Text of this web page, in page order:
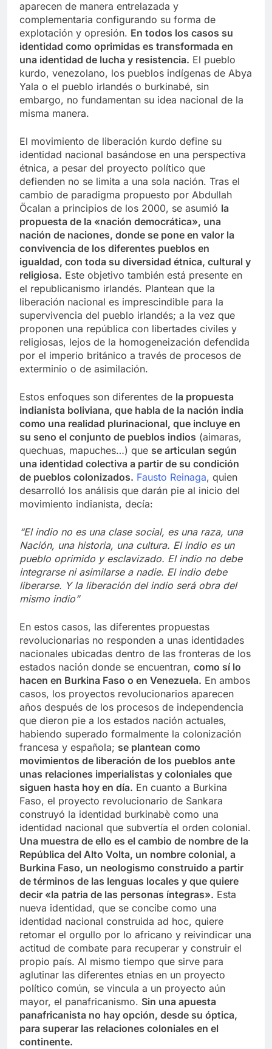
aparecen de manera entrelazada y
complementaria configurando su forma de
explotación y opresión. En todos los casos su
identidad como oprimidas es transformada en
una identidad de lucha y resistencia. El pueblo
kurdo, venezolano, los pueblos indígenas de Abya
Yala o el pueblo irlandés o burkinabé, sin
embargo, no fundamentan su idea nacional de la
misma manera.
El movimiento de liberación kurdo define su
identidad nacional basándose en una perspectiva
étnica, a pesar del proyecto político que
defienden no se limita a una sola nación. Tras el
cambio de paradigma propuesto por Abdullah
Öcalan a principios de los 2000, se asumió la
propuesta de la «nación democrática», una
nación de naciones, donde se pone en valor la
convivencia de los diferentes pueblos en
igualdad, con toda su diversidad étnica, cultural y
religiosa. Este objetivo también está presente en
el republicanismo irlandés. Plantean que la
liberación nacional es imprescindible para la
supervivencia del pueblo irlandés; a la vez que
proponen una república con libertades civiles y
religiosas, lejos de la homogeneización defendida
por el imperio británico a través de procesos de
exterminio o de asimilación.
Estos enfoques son diferentes de la propuesta
indianista boliviana, que habla de la nación india
como una realidad plurinacional, que incluye en
su seno el conjunto de pueblos indios (aimaras,
quechuas, mapuches…) que se articulan según
una identidad colectiva a partir de su condición
de pueblos colonizados. Fausto Reinaga, quien
desarrolló los análisis que darán pie al inicio del
movimiento indianista, decía:
“El indio no es una clase social, es una raza, una
Nación, una historia, una cultura. El indio es un
pueblo oprimido y esclavizado. El indio no debe
integrarse ni asimilarse a nadie. El indio debe
liberarse. Y la liberación del indio será obra del
mismo indio”
En estos casos, las diferentes propuestas
revolucionarias no responden a unas identidades
nacionales ubicadas dentro de las fronteras de los
estados nación donde se encuentran, como sí lo
hacen en Burkina Faso o en Venezuela. En ambos
casos, los proyectos revolucionarios aparecen
años después de los procesos de independencia
que dieron pie a los estados nación actuales,
habiendo superado formalmente la colonización
francesa y española; se plantean como
movimientos de liberación de los pueblos ante
unas relaciones imperialistas y coloniales que
siguen hasta hoy en día. En cuanto a Burkina
Faso, el proyecto revolucionario de Sankara
construyó la identidad burkinabè como una
identidad nacional que subvertía el orden colonial.
Una muestra de ello es el cambio de nombre de la
República del Alto Volta, un nombre colonial, a
Burkina Faso, un neologismo construido a partir
de términos de las lenguas locales y que quiere
decir «la patria de las personas íntegras». Esta
nueva identidad, que se concibe como una
identidad nacional construida ad hoc, quiere
retomar el orgullo por lo africano y reivindicar una
actitud de combate para recuperar y construir el
propio país. Al mismo tiempo que sirve para
aglutinar las diferentes etnias en un proyecto
político común, se vincula a un proyecto aún
mayor, el panafricanismo. Sin una apuesta
panafricanista no hay opción, desde su óptica,
para superar las relaciones coloniales en el
continente.